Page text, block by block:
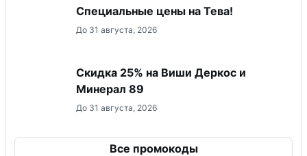
Специальные цены на Тева!
До 31 августа, 2026
Скидка 25% на Виши Деркос и
Минерал 89
До 31 августа, 2026
Все промокоды